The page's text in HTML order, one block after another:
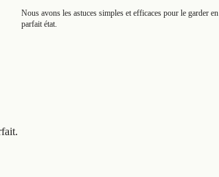
Nous avons les astuces simples et efficaces pour le garder en
parfait état.